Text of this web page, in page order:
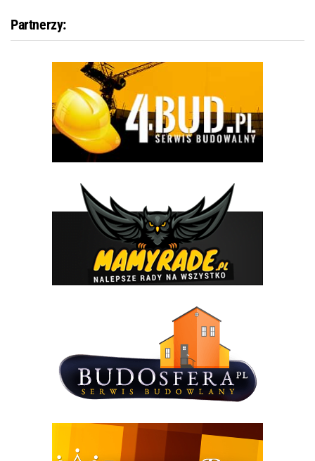
Partnerzy: